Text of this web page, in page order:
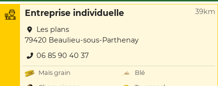
Entreprise individuelle 39km
Les plans
79420 Beaulieu-sous-Parthenay
06 85 90 40 37
Maïs grain
Blé